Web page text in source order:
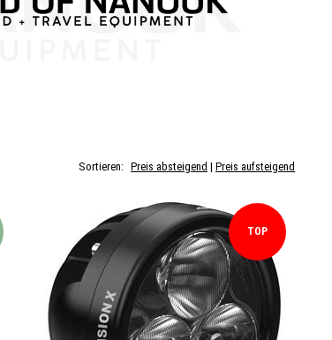
Sortieren: Preis absteigend | Preis aufsteigend
TOP